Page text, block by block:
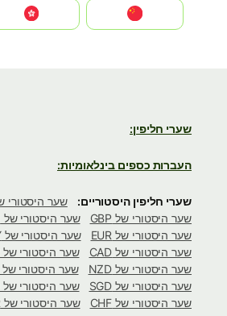
שערי חליפין:
העברות כספים בינלאומיות:
שערי חליפין היסטוריים:
שער היסטורי של AUD
שער היסטורי של GBP
שער היסטורי של MXN
שער היסטורי של EUR
שער היסטורי של JPY
שער היסטורי של CAD
שער היסטורי של INR
שער היסטורי של NZD
שער היסטורי של ZAR
שער היסטורי של SGD
שער היסטורי של USD
שער היסטורי של CHF
שער היסטורי של IDR